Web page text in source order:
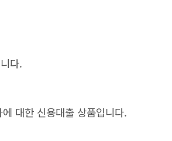
다.
대한 신용대출 상품입니다.